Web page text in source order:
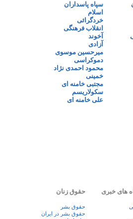
سپاه پاسداران
اسلام
خردگرائی
انقلاب فرهنگی
آخوند
آزادی
میرحسین موسوی
دموکراسی
محمود احمدی نژاد
خمینی
مجتبی خامنه ای
سکولاریسم
علی خامنه ای
های خبری حقوق زنان
حقوق بشر
حقوق بشر در ایران